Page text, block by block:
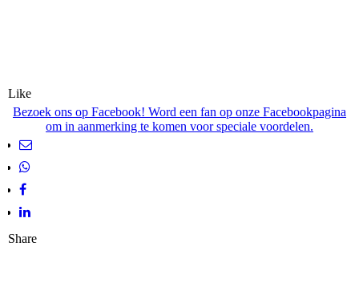
Like
Bezoek ons op Facebook! Word een fan op onze Facebookpagina
om in aanmerking te komen voor speciale voordelen.
Share